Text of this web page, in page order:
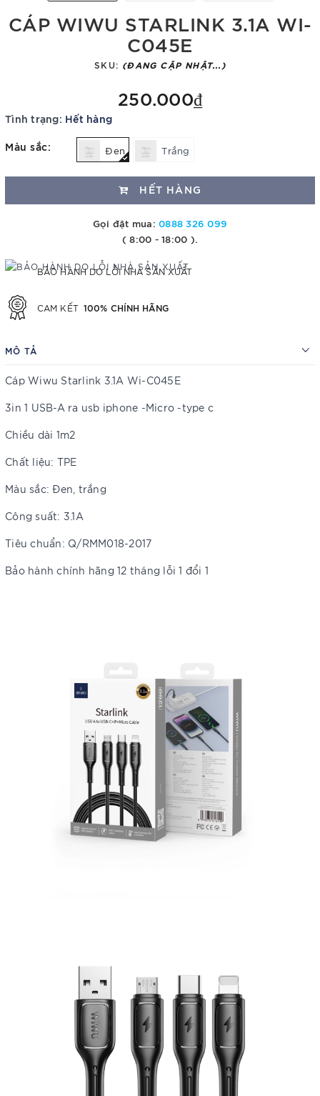
CÁP WIWU STARLINK 3.1A WI-
C045E
SKU: (ĐANG CẬP NHẬT...)
250.000₫
Tình trạng: Hết hàng
Màu sắc: Đen Trắng
HẾT HÀNG
Gọi đặt mua:0888 326 099
( 8:00 - 18:00 ).
BẢO HÀNH DO LỖI NHÀ SẢN XUẤT
CAM KẾT 100% CHÍNH HÃNG
MÔ TẢ
Cáp Wiwu Starlink 3.1A Wi-C045E
3in 1 USB-A ra usb iphone -Micro -type c
Chiều dài 1m2
Chất liệu: TPE
Màu sắc: Đen, trắng
Công suất: 3.1A
Tiêu chuẩn: Q/RMM018-2017
Bảo hành chính hãng 12 tháng lỗi 1 đổi 1